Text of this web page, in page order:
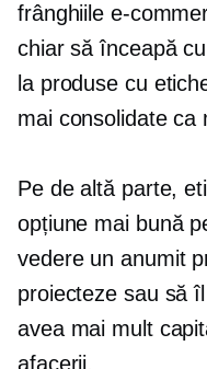
frânghiile e-
chiar să înceapă
la produse cu
mai consolidate ca
Pe de altă parte,
opțiune mai bună
vedere un anumit
proiecteze sau să
avea mai mult
afacerii.